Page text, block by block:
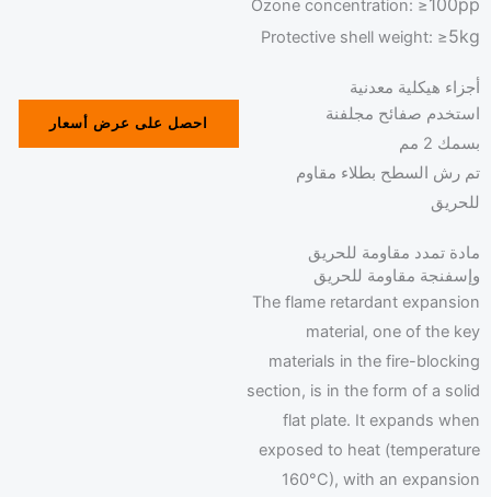
Ozone concentration: ≥100pp
Protective shell weight: ≥5kg
أجزاء هيكلية معدنية
استخدم صفائح مجلفنة
بسمك 2 مم
تم رش السطح بطلاء مقاوم
للحريق
مادة تمدد مقاومة للحريق
وإسفنجة مقاومة للحريق
The flame retardant expansion
material, one of the key
materials in the fire-blocking
section, is in the form of a solid
flat plate. It expands when
exposed to heat (temperature
160°C), with an expansion
احصل على عرض أسعار